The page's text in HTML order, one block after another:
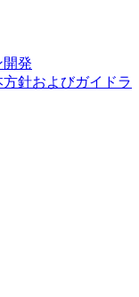
発
針およびガイドラ